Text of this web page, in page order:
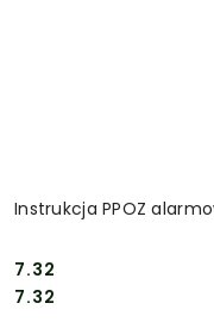
Instrukcja PPOZ
Cena:
7.32
Cena:
7.32